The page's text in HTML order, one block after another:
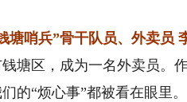
哨兵”骨干队员、外卖员
区，成为一名外卖员。
的“烦心事”都被看在眼里。